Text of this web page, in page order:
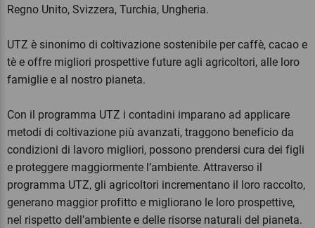
Regno Unito, Svizzera, Turchia, Ungheria.
UTZ è sinonimo di coltivazione sostenibile per caffè, cacao e
tè e offre migliori prospettive future agli agricoltori, alle loro
famiglie e al nostro pianeta.
Con il programma UTZ i contadini imparano ad applicare
metodi di coltivazione più avanzati, traggono beneficio da
condizioni di lavoro migliori, possono prendersi cura dei figli
e proteggere maggiormente l’ambiente. Attraverso il
programma UTZ, gli agricoltori incrementano il loro raccolto,
generano maggior profitto e migliorano le loro prospettive,
nel rispetto dell’ambiente e delle risorse naturali del pianeta.